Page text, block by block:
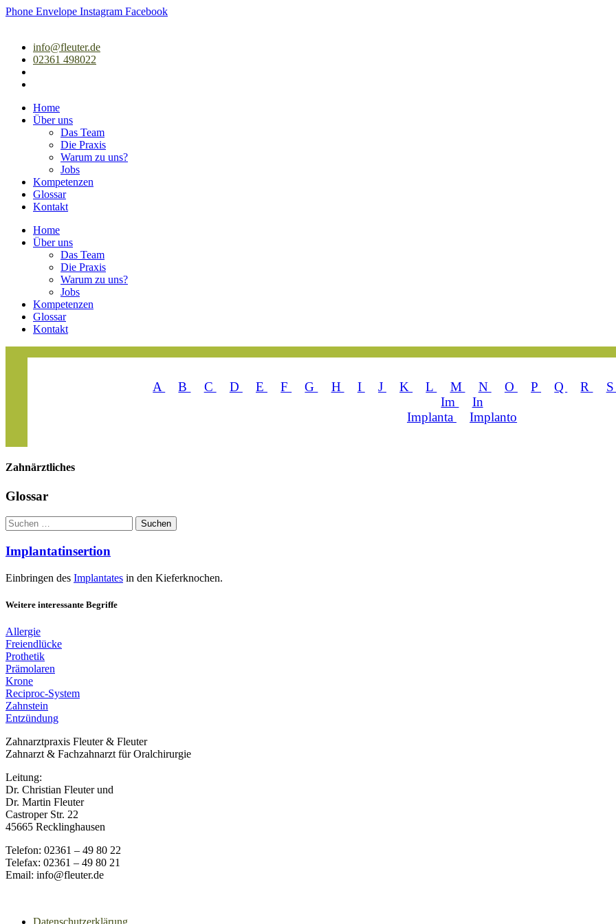
Zum
Phone Envelope Instagram Facebook
info@fleuter.de
02361 498022
Home
Über uns
Das Team
Die Praxis
Warum zu uns?
Jobs
Kompetenzen
Glossar
Kontakt
Home
Über uns
Das Team
Die Praxis
Warum zu uns?
Jobs
Kompetenzen
Glossar
Kontakt
A B C D E F G H I J K L M N O P Q R S
Im
In
Implanta
Implanto
Zahn­ärztliches
Glossar
Suchen Suchen
Implantatinsertion
Einbringen des Implantates in den Kieferknochen.
Weitere interessante Begriffe
Allergie
Freiendlücke
Prothetik
Prämolaren
Krone
Reciproc-System
Zahnstein
Entzündung
Zahnarztpraxis Fleuter & Fleuter
Zahnarzt & Fachzahnarzt für Oralchirurgie
Leitung:
Dr. Christian Fleuter und
Dr. Martin Fleuter
Castroper Str. 22
45665 Recklinghausen
Telefon: 02361 – 49 80 22
Telefax: 02361 – 49 80 21
Email: info@fleuter.de
Datenschutzerklärung